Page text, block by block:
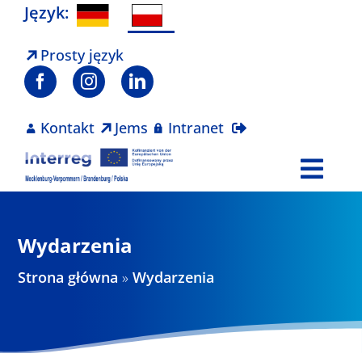
Skip
content
Język:
Prosty język
Kontakt Jems Intranet
Projekty
Wydarzenia
Strona główna »Wydarzenia